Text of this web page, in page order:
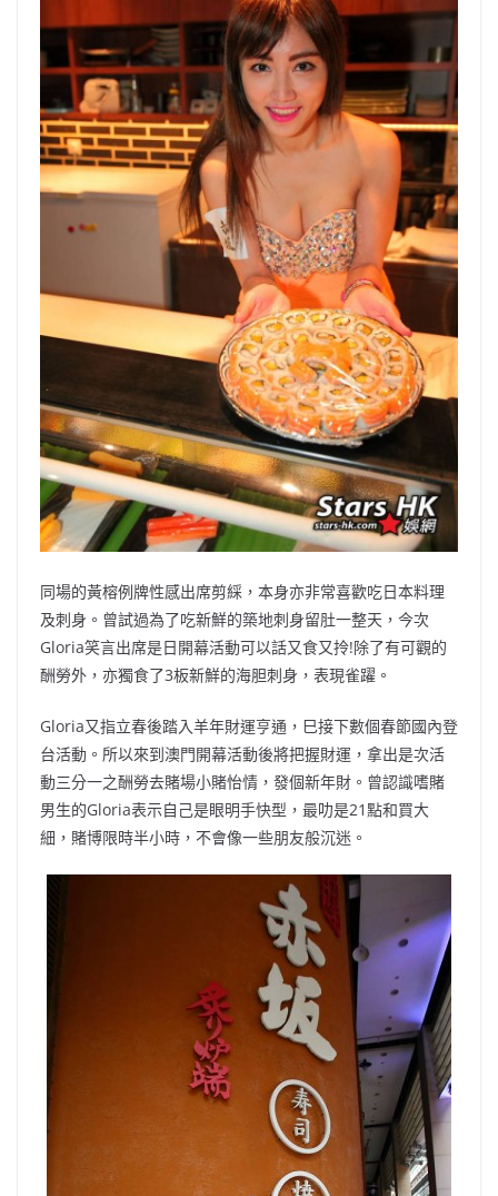
同場的黃榕例牌性感出席剪綵，本身亦非常喜歡吃日本料理
及刺身。曾試過為了吃新鮮的築地刺身留肚一整天，今次
Gloria笑言出席是日開幕活動可以話又食又拎!除了有可觀的
酬勞外，亦獨食了3板新鮮的海胆刺身，表現雀躍。
Gloria又指立春後踏入羊年財運亨通，巳接下數個春節國內登
台活動。所以來到澳門開幕活動後將把握財運，拿出是次活
動三分一之酬勞去賭場小賭怡情，發個新年財。曾認識嗜賭
男生的Gloria表示自己是眼明手快型，最叻是21點和買大
細，賭博限時半小時，不會像一些朋友般沉迷。